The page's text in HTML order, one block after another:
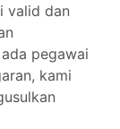
valid dan
pegawai
kami